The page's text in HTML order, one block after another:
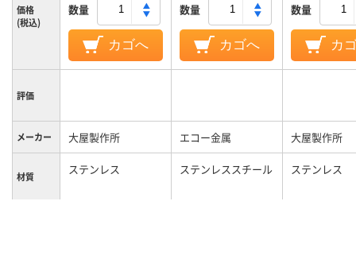
価格
(税込)
数量
カゴへ
数量
カゴへ
数量
カ
評価
メーカー 大屋製作所 エコー金属 大屋製作所
材質 ステンレス ステンレススチール ステンレス